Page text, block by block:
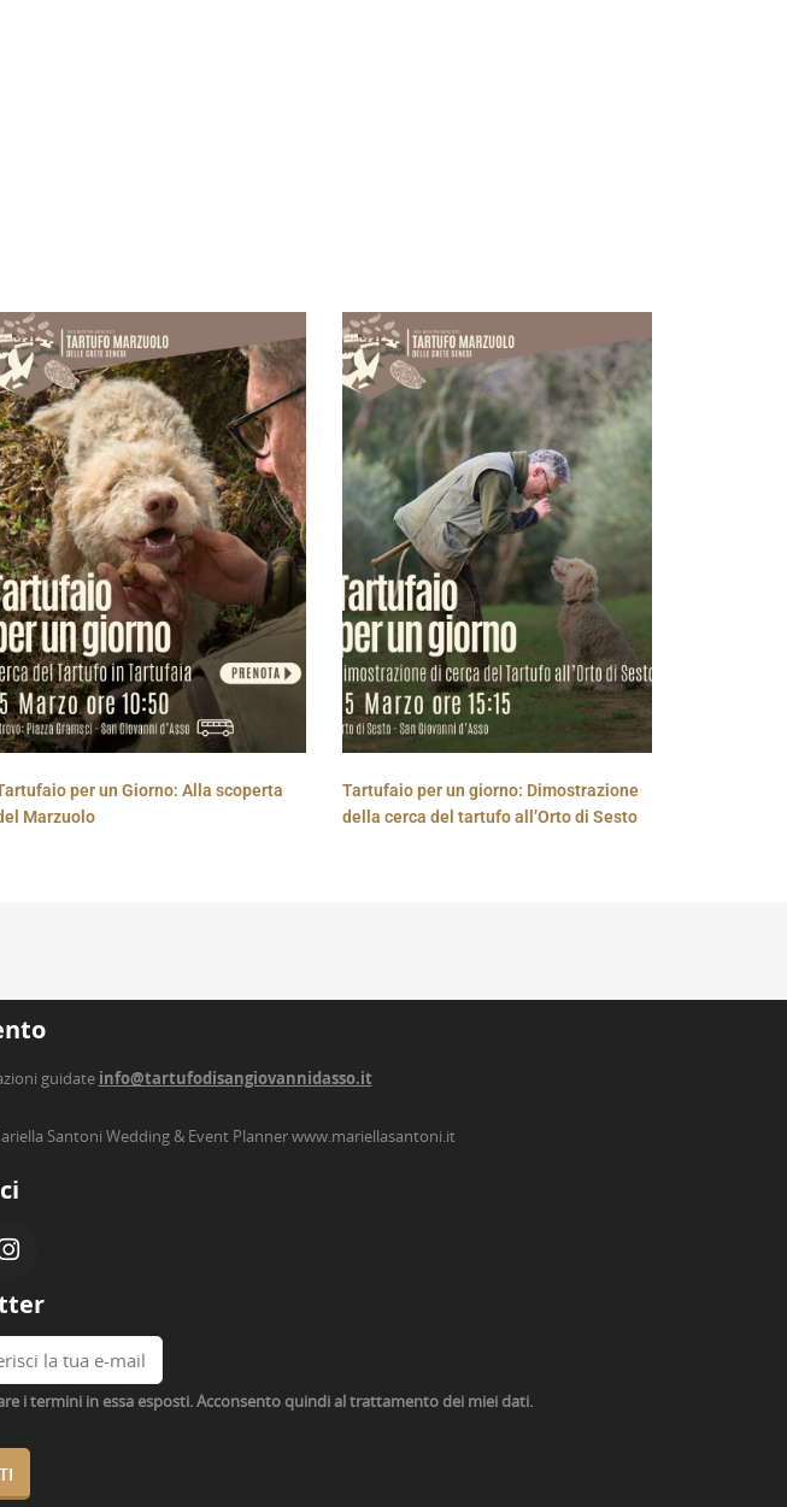
per un Giorno: Alla scoperta
Marzuolo
Tartufaio per un giorno: Dimostrazione
della cerca del tartufo all’Orto di Sesto
guidate info@tartufodisangiovannidasso.it
Santoni Wedding & Event Plannerwww.mariellasantoni.it
i termini in essa esposti. Acconsento quindi al trattamento dei miei dati.